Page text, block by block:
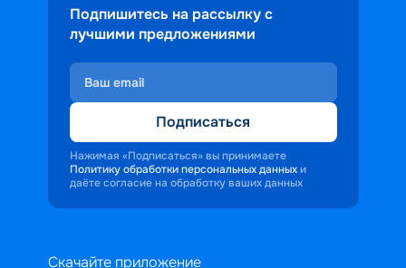
Подпишитесь на рассылку с
лучшими предложениями
Подписаться
Нажимая «Подписаться» вы принимаете
Политику обработки персональных данных и
даёте согласие на обработку ваших данных
Скачайте приложение